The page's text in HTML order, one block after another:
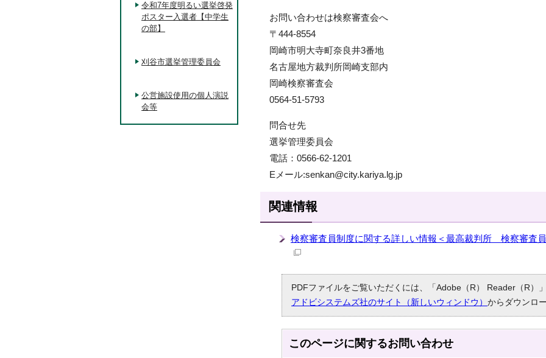
お問い合わせは検察審査会へ
〒444-8554
岡崎市明大寺町奈良井3番地
名古屋地方裁判所岡崎支部内
岡崎検察審査会
0564-51-5793
問合せ先
選挙管理委員会
電話：0566-62-1201
Eメール:senkan@city.kariya.lg.jp
関連情報
検察審査員制度に関する詳しい情報＜最高裁判所 検察審査
PDFファイルをご覧いただくには、「Adobe（R） Reader（R）
アドビシステムズ社のサイト（新しいウィンドウ） からダウンロ
このページに関するお問い合わせ
令和7年度明るい選挙啓発
ポスター入選者【中学生
の部】
刈谷市選挙管理委員会
公営施設使用の個人演説
会等